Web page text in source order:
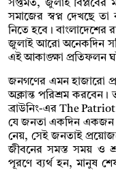
সপ্তমত, জুলাই বিপ্লবের
সমাজের স্বপ্ন দেখছে তা
নিতে হবে। বাংলাদেশের
জুলাই আরো অনেকদিন
এই আকাঙ্ক্ষা প্রতিফলন
জনগণের এমন হাজারো
অক্লান্ত পরিশ্রম করবেন।
ব্রাউনিং-এর The Patriot
যে জনতা একদিন একজন
নেয়, সেই জনতাই
জীবনের সমস্ত সময় ও
পূরণে ব্যর্থ হন, মানুষ